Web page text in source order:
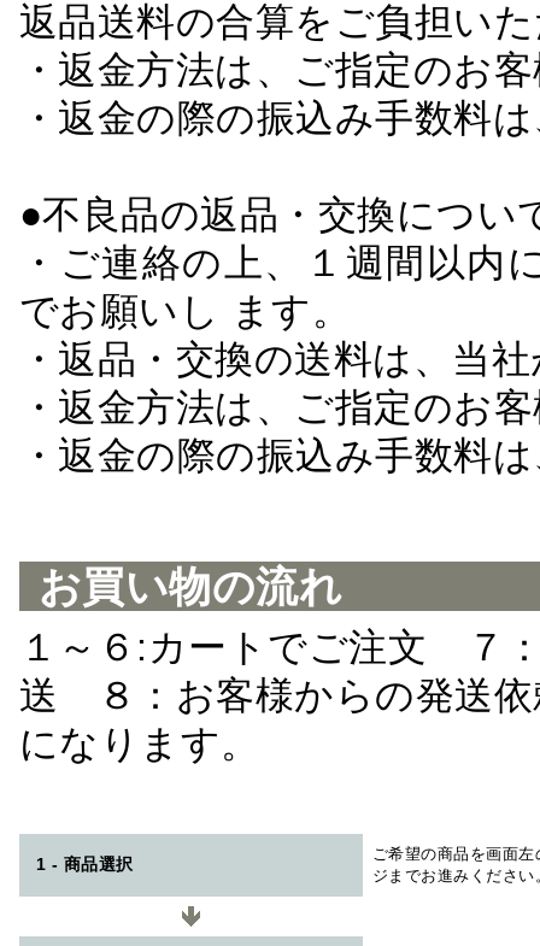
返品送料の合算をご負担い
・返金方法は、ご指定のお
・返金の際の振込み手数料
●不良品の返品・交換につい
・ご連絡の上、１週間以
でお願いし ます。
・返品・交換の送料は、当
・返金方法は、ご指定のお
・返金の際の振込み手数料
お買い物の流れ
１～６:カートでご注文 ７
送 ８：お客様からの発送
になります。
1 - 商品選択
ご希望の商品を画面
ジまでお進みください